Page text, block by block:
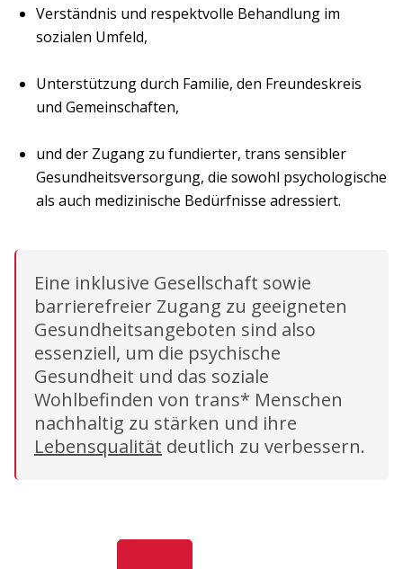
Verständnis und respektvolle Behandlung im
sozialen Umfeld,
Unterstützung durch Familie, den Freundeskreis
und Gemeinschaften,
und der Zugang zu fundierter, trans sensibler
Gesundheitsversorgung, die sowohl psychologische
als auch medizinische Bedürfnisse adressiert.
Eine inklusive Gesellschaft sowie
barrierefreier Zugang zu geeigneten
Gesundheitsangeboten sind also
essenziell, um die psychische
Gesundheit und das soziale
Wohlbefinden von trans* Menschen
nachhaltig zu stärken und ihre
Lebensqualität deutlich zu verbessern.